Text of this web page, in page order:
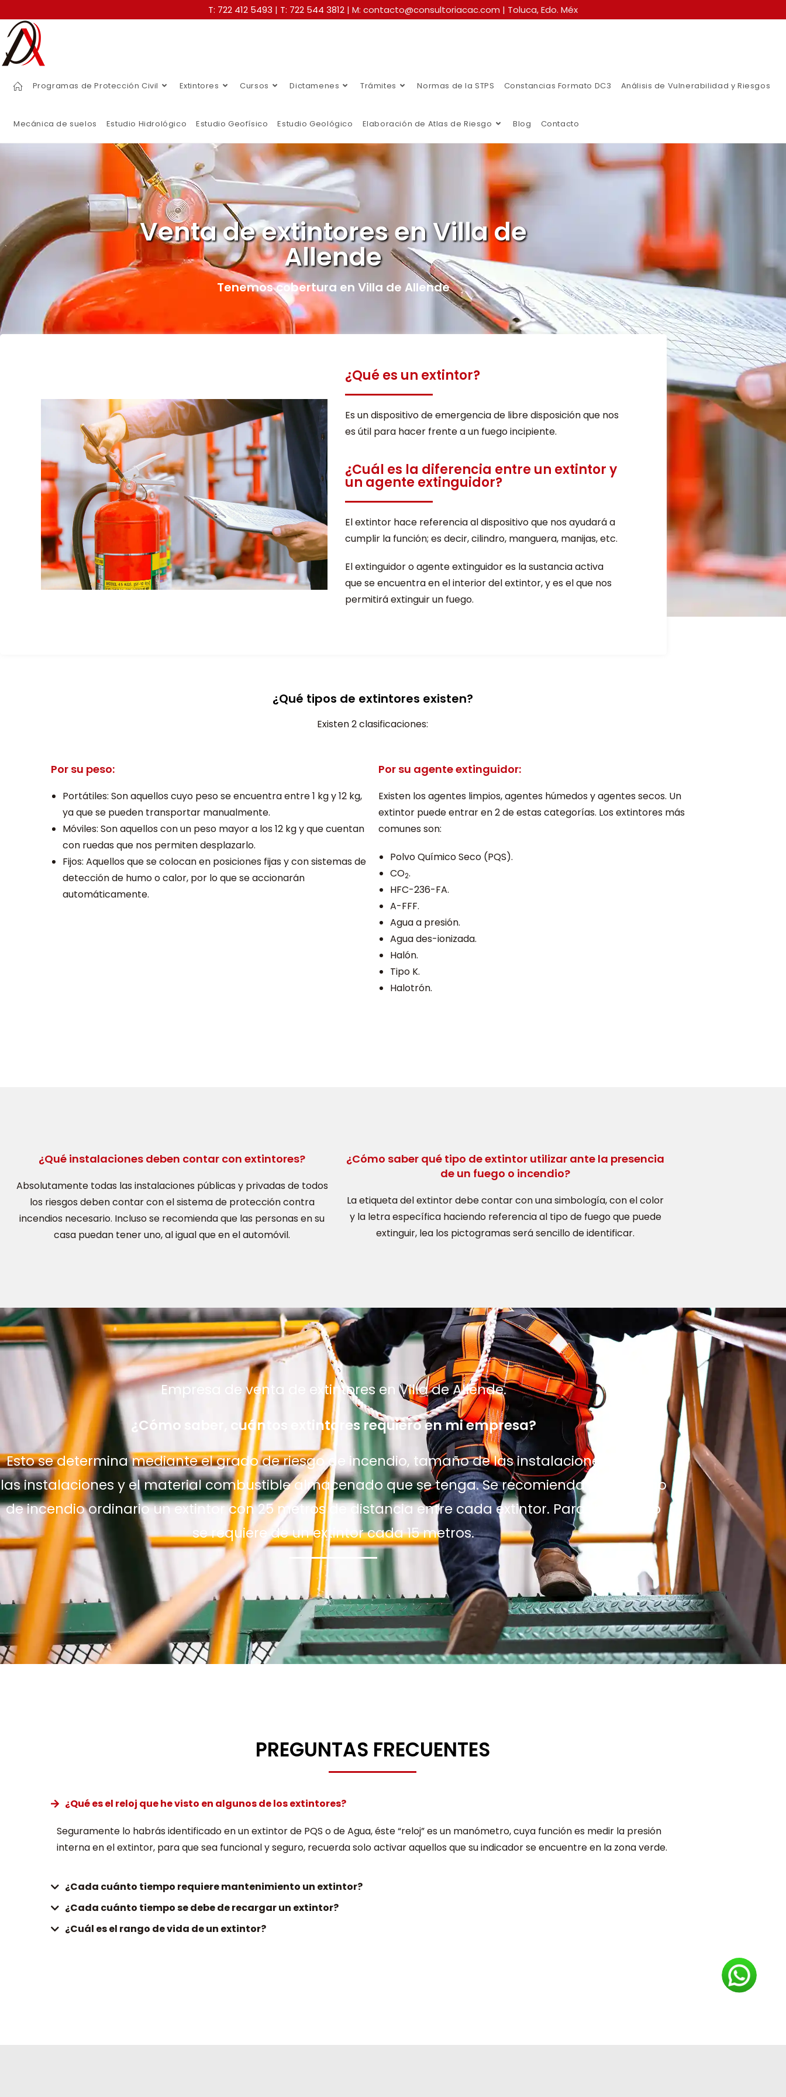
T: 722 412 5493 | T: 722 544 3812 | M: contacto@consultoriacac.com | Toluca, Edo. Méx
Programas de Protección Civil Extintores Cursos Dictamenes Trámites Normas de la STPS Constancias Formato DC3 Análisis de Vulnerabilidad y Riesgos
Mecánica de suelos Estudio Hidrológico Estudio Geofísico Estudio Geológico Elaboración de Atlas de Riesgo Blog Contacto
Venta de extintores en Villa de
Allende
Tenemos cobertura en Villa de Allende
¿Qué es un extintor?
Es un dispositivo de emergencia de libre disposición que nos
es útil para hacer frente a un fuego incipiente.
¿Cuál es la diferencia entre un extintor y
un agente extinguidor?
El extintor hace referencia al dispositivo que nos ayudará a
cumplir la función; es decir, cilindro, manguera, manijas, etc.
El extinguidor o agente extinguidor es la sustancia activa
que se encuentra en el interior del extintor, y es el que nos
permitirá extinguir un fuego.
¿Qué tipos de extintores existen?
Existen 2 clasificaciones:
Por su peso:
Portátiles: Son aquellos cuyo peso se encuentra entre 1 kg y 12 kg,
ya que se pueden transportar manualmente.
Móviles: Son aquellos con un peso mayor a los 12 kg y que cuentan
con ruedas que nos permiten desplazarlo.
Fijos: Aquellos que se colocan en posiciones fijas y con sistemas de
detección de humo o calor, por lo que se accionarán
automáticamente.
Por su agente extinguidor:
Existen los agentes limpios, agentes húmedos y agentes secos. Un
extintor puede entrar en 2 de estas categorías. Los extintores más
comunes son:
Polvo Químico Seco (PQS).
CO2.
HFC-236-FA.
A-FFF.
Agua a presión.
Agua des-ionizada.
Halón.
Tipo K.
Halotrón.
¿Qué instalaciones deben contar con extintores?
Absolutamente todas las instalaciones públicas y privadas de todos
los riesgos deben contar con el sistema de protección contra
incendios necesario. Incluso se recomienda que las personas en su
casa puedan tener uno, al igual que en el automóvil.
¿Cómo saber qué tipo de extintor utilizar ante la presencia
de un fuego o incendio?
La etiqueta del extintor debe contar con una simbología, con el color
y la letra específica haciendo referencia al tipo de fuego que puede
extinguir, lea los pictogramas será sencillo de identificar.
Empresa de venta de extintores en Villa de Allende.
¿Cómo saber, cuántos extintores requiero en mi empresa?
Esto se determina mediante el grado de riesgo de incendio, tamaño de las instalaciones, giro de
las instalaciones y el material combustible almacenado que se tenga. Se recomienda para riesgo
de incendio ordinario un extintor con 25 metros de distancia entre cada extintor. Para riesgo alto
se requiere de un extintor cada 15 metros.
PREGUNTAS FRECUENTES
¿Qué es el reloj que he visto en algunos de los extintores?
Seguramente lo habrás identificado en un extintor de PQS o de Agua, éste “reloj” es un manómetro, cuya función es medir la presión
interna en el extintor, para que sea funcional y seguro, recuerda solo activar aquellos que su indicador se encuentre en la zona verde.
¿Cada cuánto tiempo requiere mantenimiento un extintor?
¿Cada cuánto tiempo se debe de recargar un extintor?
¿Cuál es el rango de vida de un extintor?